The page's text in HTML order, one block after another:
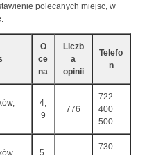
polecanych miejsc, w
O
ce
na
Liczb
a
opinii
Telefo
n
4,
9
776
722
400
500
5,
730